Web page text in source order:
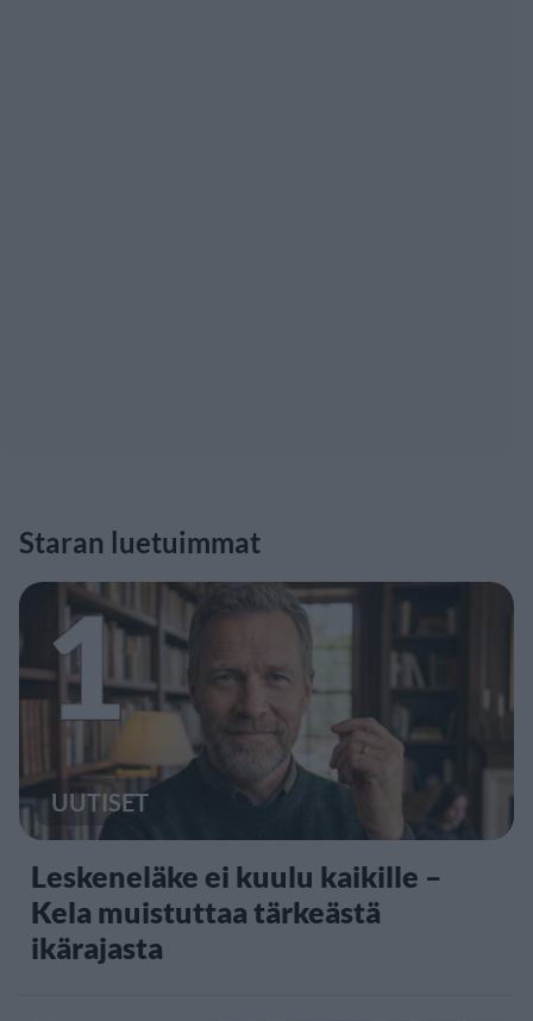
Staran luetuimmat
1
UUTISET
Leskeneläke ei kuulu kaikille –
Kela muistuttaa tärkeästä
ikärajasta